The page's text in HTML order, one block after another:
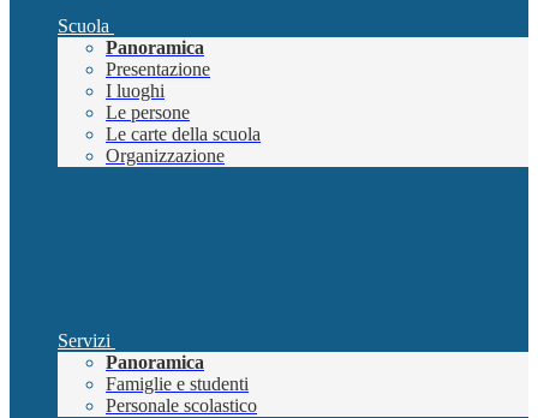
Scuola
Panoramica
Presentazione
I luoghi
Le persone
Le carte della scuola
Organizzazione
Servizi
Panoramica
Famiglie e studenti
Personale scolastico